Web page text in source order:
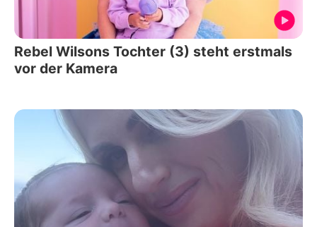
Rebel Wilsons Tochter (3) steht erstmals
vor der Kamera